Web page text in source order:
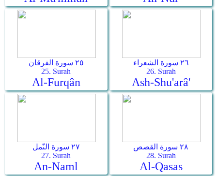
٢٥ سورة الفرقان
25. Surah
Al-Furqân
٢٦ سورة الشعراء
26. Surah
Ash-Shu'arâ'
٢٧ سورة النّمل
27. Surah
An-Naml
٢٨ سورة القصص
28. Surah
Al-Qasas